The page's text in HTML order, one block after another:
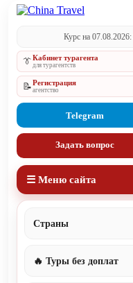
Курс на 07.08.2026:
👔Кабинет турагента
для турагентств
📝Регистрация
агентство
Telegram
Задать вопрос
☰ Меню сайта
Страны
🔥 Туры без доплат